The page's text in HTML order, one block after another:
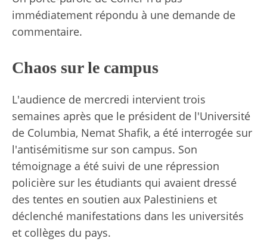
immédiatement répondu à une demande de
commentaire.
Chaos sur le campus
L'audience de mercredi intervient trois
semaines après que le président de l'Université
de Columbia, Nemat Shafik, a été interrogée sur
l'antisémitisme sur son campus. Son
témoignage a été suivi de une répression
policière sur les étudiants qui avaient dressé
des tentes en soutien aux Palestiniens et
déclenché manifestations dans les universités
et collèges du pays.